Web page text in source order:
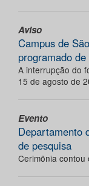
Aviso
Campus de
programado
A interrupção do
15 de agosto de
Evento
Departamento
de pesquisa
Cerimônia contou